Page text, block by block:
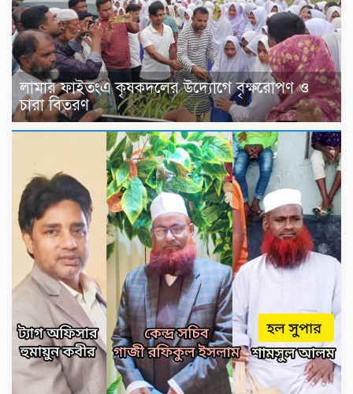
লামার ফাইতংএ কৃষকদলের উদ্যোগে বৃক্ষরোপণ ও
চারা বিতরণ